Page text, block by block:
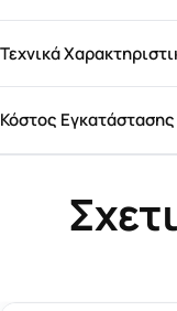
Τεχνικά
Κόστος Εγκατάστασης